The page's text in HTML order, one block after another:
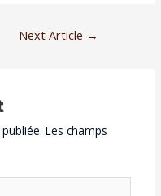
Next Article →
Les champs